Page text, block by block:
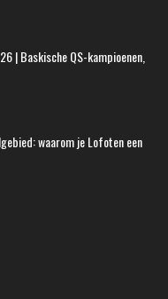
| Baskische QS-kampioenen,
waarom je Lofoten een